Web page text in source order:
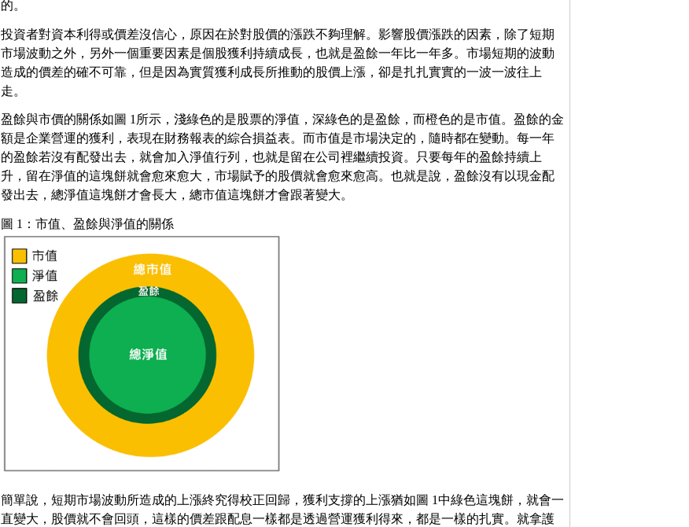
的。
投資者對資本利得或價差沒信心，原因在於對股價的漲跌不夠理解。影響股價漲跌的因素，除了短期
市場波動之外，另外一個重要因素是個股獲利持續成長，也就是盈餘一年比一年多。市場短期的波動
造成的價差的確不可靠，但是因為實質獲利成長所推動的股價上漲，卻是扎扎實實的一波一波往上
走。
盈餘與市價的關係如圖 1所示，淺綠色的是股票的淨值，深綠色的是盈餘，而橙色的是市值。盈餘的金
額是企業營運的獲利，表現在財務報表的綜合損益表。而市值是市場決定的，隨時都在變動。每一年
的盈餘若沒有配發出去，就會加入淨值行列，也就是留在公司裡繼續投資。只要每年的盈餘持續上
升，留在淨值的這塊餅就會愈來愈大，市場賦予的股價就會愈來愈高。也就是說，盈餘沒有以現金配
發出去，總淨值這塊餅才會長大，總市值這塊餅才會跟著變大。
圖 1：市值、盈餘與淨值的關係
簡單說，短期市場波動所造成的上漲終究得校正回歸，獲利支撐的上漲猶如圖 1中綠色這塊餅，就會一
直變大，股價就不會回頭，這樣的價差跟配息一樣都是透過營運獲利得來，都是一樣的扎實。就拿護